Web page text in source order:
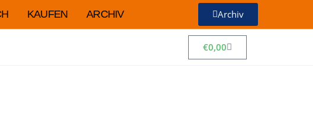
KAUFEN ARCHIV Archiv
€0,00